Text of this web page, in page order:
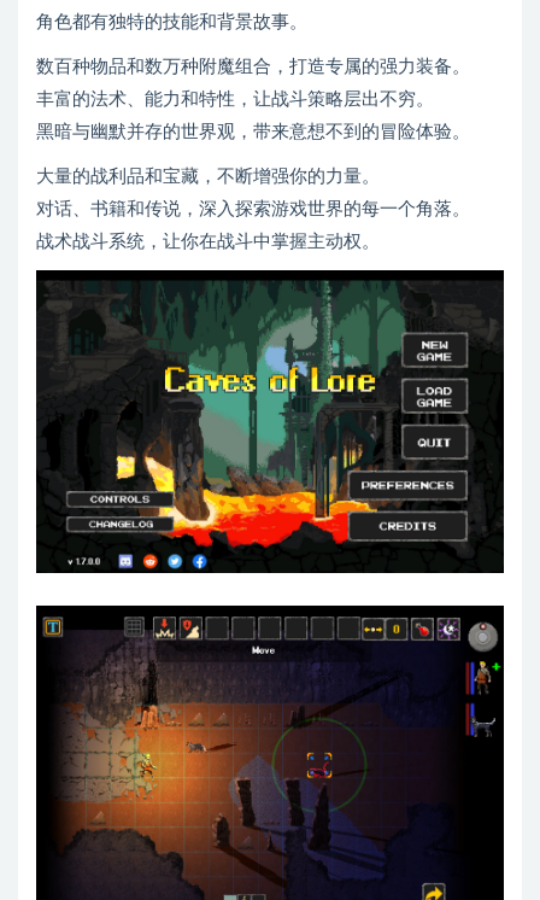
角色都有独特的技能和背景故事。
数百种物品和数万种附魔组合，打造专属的强力装备。
丰富的法术、能力和特性，让战斗策略层出不穷。
黑暗与幽默并存的世界观，带来意想不到的冒险体验。
大量的战利品和宝藏，不断增强你的力量。
对话、书籍和传说，深入探索游戏世界的每一个角落。
战术战斗系统，让你在战斗中掌握主动权。